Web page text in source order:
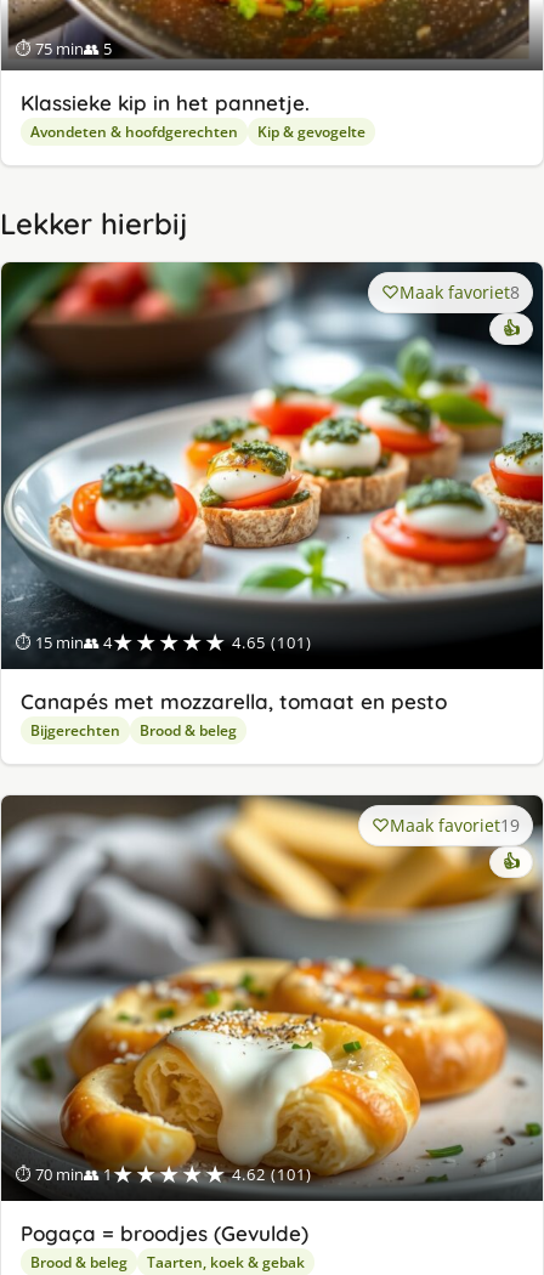
⏱ 75 min👥 5
Klassieke kip in het pannetje.
Avondeten & hoofdgerechten Kip & gevogelte
Lekker hierbij
⏱ 15 min👥 4★★★★★ 4.65 (101)
Maak favoriet8
👍
Canapés met mozzarella, tomaat en pesto
Bijgerechten Brood & beleg
⏱ 70 min👥 1★★★★★ 4.62 (101)
Maak favoriet19
👍
Pogaça = broodjes (Gevulde)
Brood & beleg Taarten, koek & gebak